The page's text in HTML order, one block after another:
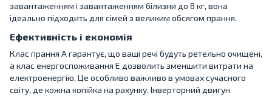
завантаженням і завантаженням білизни до 8 кг, вона
ідеально підходить для сімей з великим обсягом прання.
Ефективність і економія
Клас прання A гарантує, що ваші речі будуть ретельно очищені,
а клас енергоспоживання E дозволить зменшити витрати на
електроенергію. Це особливо важливо в умовах сучасного
світу, де кожна копійка на рахунку. Інверторний двигун